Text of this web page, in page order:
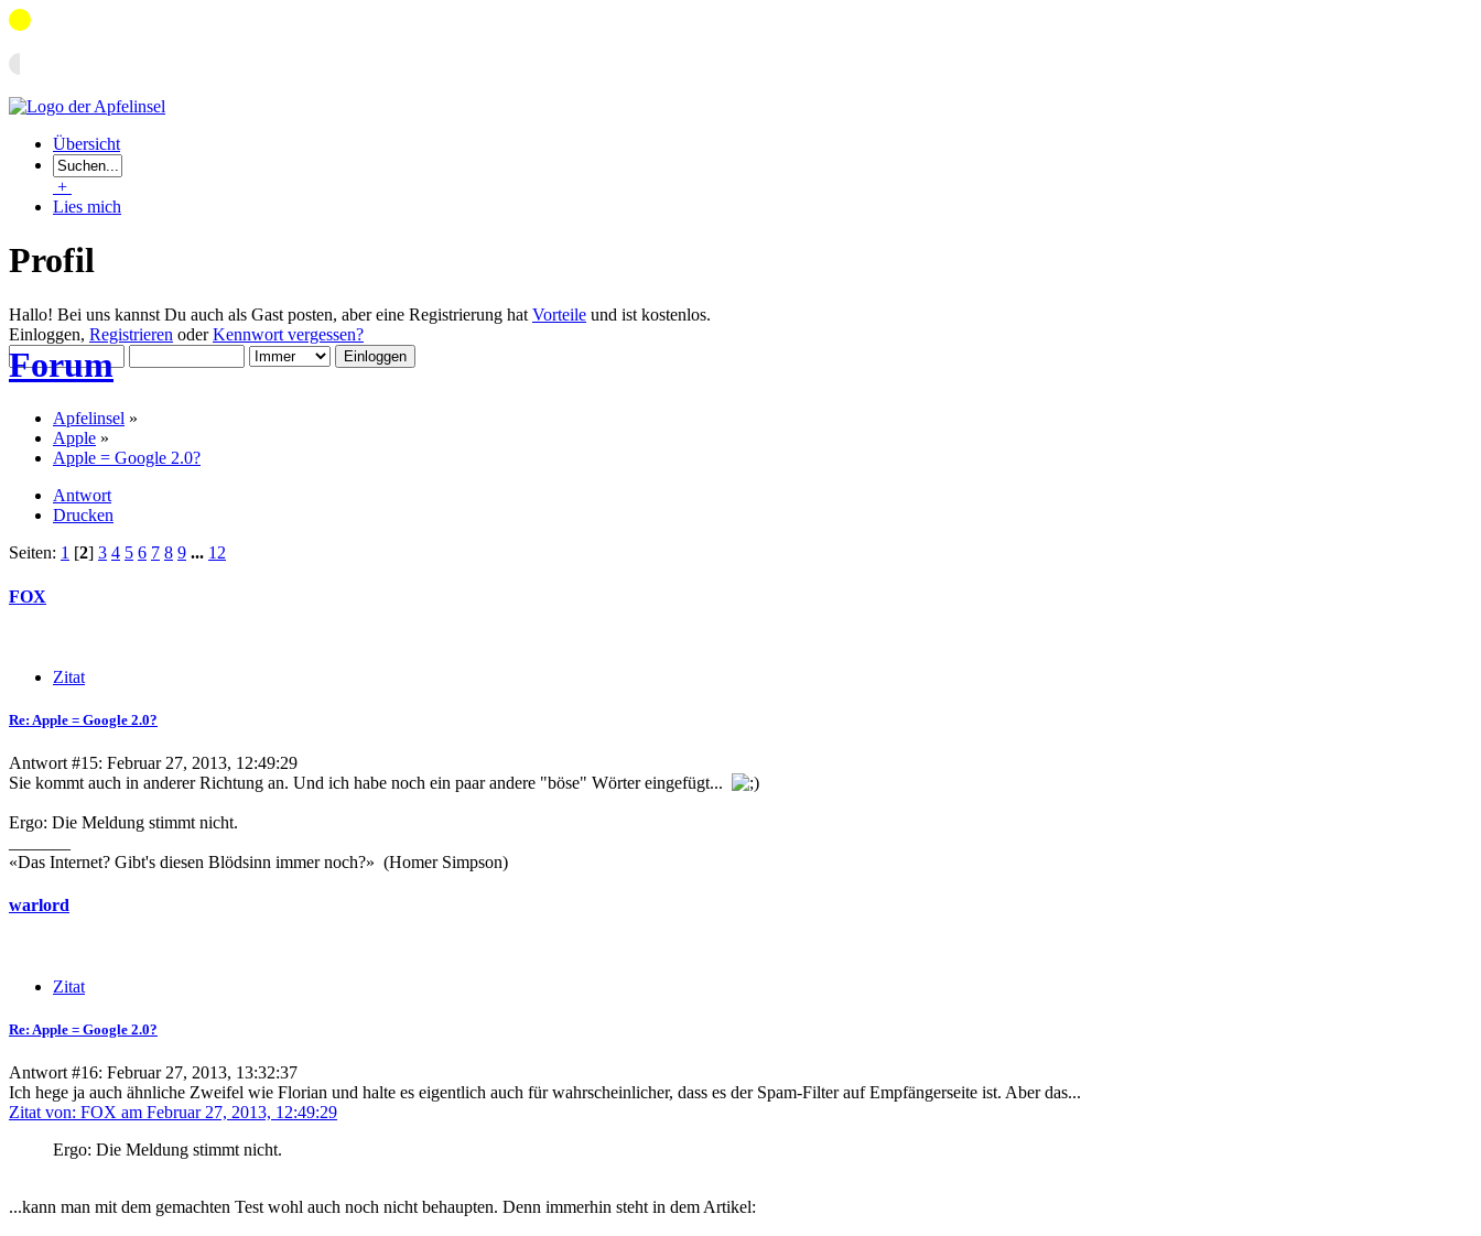
Übersicht
+
Lies mich
Profil
Hallo! Bei uns kannst Du auch als Gast posten, aber eine Registrierung hat Vorteile und ist kostenlos.
Einloggen, Registrieren oderKennwort vergessen?
Forum
Apfelinsel »
Apple »
Apple = Google 2.0?
Antwort
Drucken
Seiten: 1 [2] 3 4 5 6 7 8 9 ... 12
FOX
Zitat
Re: Apple = Google 2.0?
Antwort #15: Februar 27, 2013, 12:49:29
Sie kommt auch in anderer Richtung an. Und ich habe noch ein paar andere "böse" Wörter eingefügt...
Ergo: Die Meldung stimmt nicht.
«Das Internet? Gibt's diesen Blödsinn immer noch?» (Homer Simpson)
warlord
Zitat
Re: Apple = Google 2.0?
Antwort #16: Februar 27, 2013, 13:32:37
Ich hege ja auch ähnliche Zweifel wie Florian und halte es eigentlich auch für wahrscheinlicher, dass es der Spam-Filter auf Empfängerseite ist. Aber das...
Zitat von: FOX am Februar 27, 2013, 12:49:29
Ergo: Die Meldung stimmt nicht.
...kann man mit dem gemachten Test wohl auch noch nicht behaupten. Denn immerhin steht in dem Artikel: